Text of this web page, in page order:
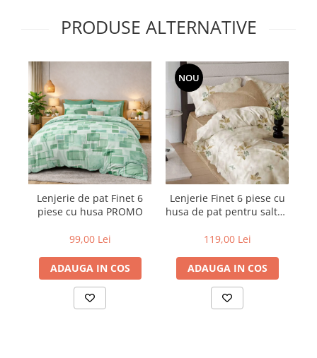
PRODUSE ALTERNATIVE
Lenjerie de pat Finet 6
piese cu husa PROMO
99,00 Lei
ADAUGA IN COS
NOU
Lenjerie Finet 6 piese cu
husa de pat pentru saltea
119,00 Lei
ADAUGA IN COS